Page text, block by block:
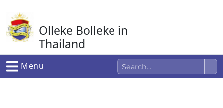
naar
de
inhoud
Olleke Bolleke in
Thailand
In Thailand
Menu